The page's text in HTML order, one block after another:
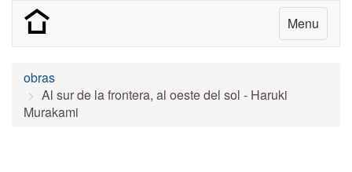
Menu
obras
Al sur de la frontera, al oeste del sol - Haruki
Murakami